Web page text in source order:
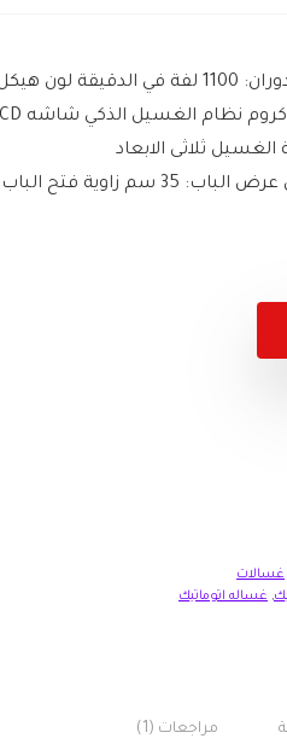
سعة الغسالة: 7 كجم معدل الدوران: 1100 لفة
ثلاثى الابعاد
ْ180 إظهار المزيد
غسالات
, غساله اتوماتيك
مراجعات (1)